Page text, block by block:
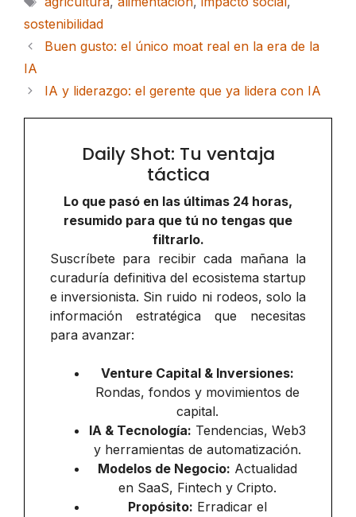
sostenibilidad
Buen gusto: el único moat real en la era de la
IA
IA y liderazgo: el gerente que ya lidera con IA
Daily Shot: Tu ventaja
táctica
Lo que pasó en las últimas 24 horas,
resumido para que tú no tengas que
filtrarlo.
Suscríbete para recibir cada mañana la
curaduría definitiva del ecosistema startup
e inversionista. Sin ruido ni rodeos, solo la
información estratégica que necesitas
para avanzar:
Venture Capital & Inversiones:
Rondas, fondos y movimientos de
capital.
IA & Tecnología: Tendencias, Web3
y herramientas de automatización.
Modelos de Negocio: Actualidad
en SaaS, Fintech y Cripto.
Propósito: Erradicar el